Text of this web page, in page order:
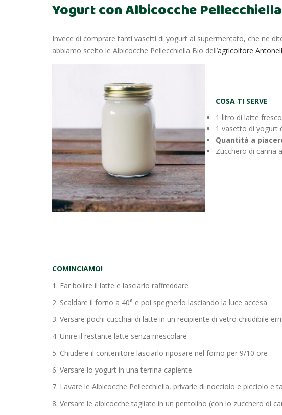
Yogurt con Albicocche Pellecchiella
Invece di comprare tanti vasetti di yogurt al supermercato, che ne
abbiamo scelto le Albicocche Pellecchiella Bio dell’agricoltore
COSA TI SERVE
1 litro di latte
1 vasetto di yogurt
Quantità a
Zucchero di canna
COMINCIAMO!
1. Far bollire il latte e lasciarlo raffreddare
2. Scaldare il forno a 40° e poi spegnerlo lasciando la luce accesa
3. Versare pochi cucchiai di latte in un recipiente di vetro chiudibile
4. Unire il restante latte senza mescolare
5. Chiudere il contenitore lasciarlo riposare nel forno per 9/10 ore
6. Versare lo yogurt in una terrina capiente
7. Lavare le Albicocche Pellecchiella, privarle di nocciolo e picciolo e
8. Versare le albicocche tagliate in un pentolino (con lo zucchero di